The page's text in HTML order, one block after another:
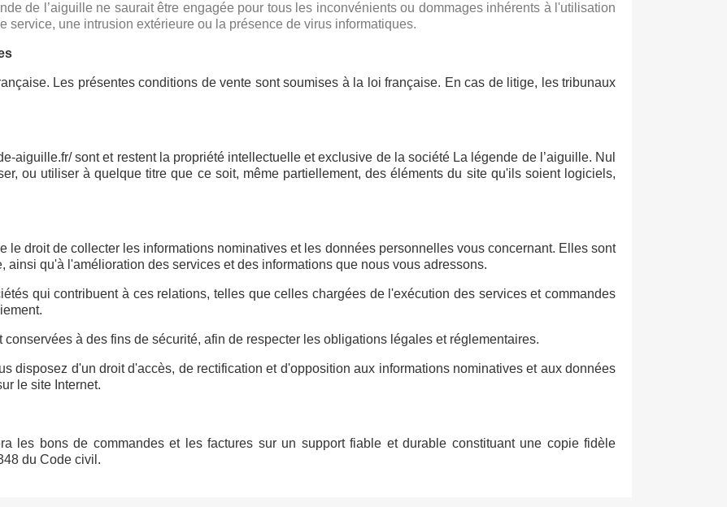
de l’aiguille ne saurait être engagée pour tous les inconvénients ou dommages inhérents à l'utilisation
service, une intrusion extérieure ou la présence de virus informatiques.
Les présentes conditions de vente sont soumises à la loi française. En cas de litige, les tribunaux
aiguille.fr/ sont et restent la propriété intellectuelle et exclusive de la société La légende de l’aiguille. Nul
ou utiliser à quelque titre que ce soit, même partiellement, des éléments du site qu'ils soient logiciels,
le droit de collecter les informations nominatives et les données personnelles vous concernant. Elles sont
ainsi qu'à l'amélioration des services et des informations que nous vous adressons.
qui contribuent à ces relations, telles que celles chargées de l'exécution des services et commandes
à des fins de sécurité, afin de respecter les obligations légales et réglementaires.
disposez d'un droit d'accès, de rectification et d'opposition aux informations nominatives et aux données
le site Internet.
les bons de commandes et les factures sur un support fiable et durable constituant une copie fidèle
du Code civil.